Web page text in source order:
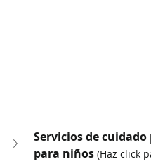
Servicios de
para niños (Haz click